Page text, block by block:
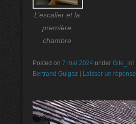
L’escalier et la
première
chambre
Posted on 7 mai 2024 under Gite_int
Bertrand Guigaz
Laisser un réponse